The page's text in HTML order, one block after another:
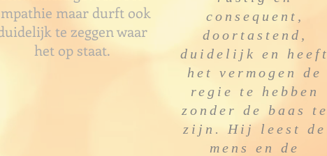
maar durft ook
te zeggen waar
het op staat.
consequent,
doortastend,
duidelijk en heeft
het vermogen de
regie te hebben
zonder de baas te
zijn. Hij leest de
mens en de